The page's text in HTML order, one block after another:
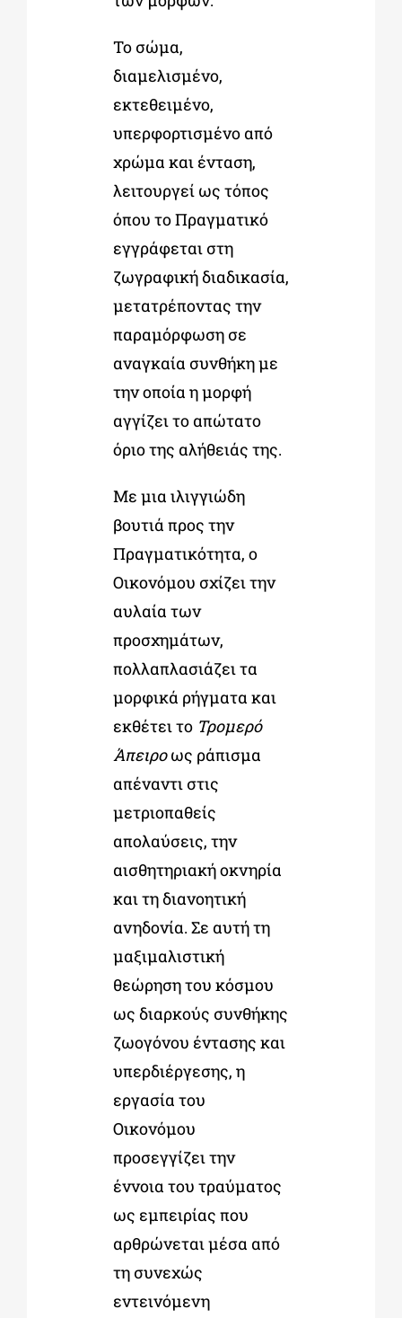
Το σώμα,
διαμελισμένο,
εκτεθειμένο,
υπερφορτισμένο από
χρώμα και ένταση,
λειτουργεί ως τόπος
όπου το Πραγματικό
εγγράφεται στη
ζωγραφική διαδικασία,
μετατρέποντας την
παραμόρφωση σε
αναγκαία συνθήκη με
την οποία η μορφή
αγγίζει το απώτατο
όριο της αλήθειάς της.
Με μια ιλιγγιώδη
βουτιά προς την
Πραγματικότητα, ο
Οικονόμου σχίζει την
αυλαία των
προσχημάτων,
πολλαπλασιάζει τα
μορφικά ρήγματα και
εκθέτει το Τρομερό
Άπειροως ράπισμα
απέναντι στις
μετριοπαθείς
απολαύσεις, την
αισθητηριακή οκνηρία
και τη διανοητική
ανηδονία. Σε αυτή τη
μαξιμαλιστική
θεώρηση του κόσμου
ως διαρκούς συνθήκης
ζωογόνου έντασης και
υπερδιέργεσης, η
εργασία του
Οικονόμου
προσεγγίζει την
έννοια του τραύματος
ως εμπειρίας που
αρθρώνεται μέσα από
τη συνεχώς
εντεινόμενη